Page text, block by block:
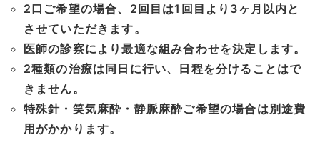
2口ご希望の場合、2回目は1回目より3ヶ月以内と
させていただきます。
医師の診察により最適な組み合わせを決定します。
2種類の治療は同日に行い、日程を分けることはで
きません。
特殊針・笑気麻酔・静脈麻酔ご希望の場合は別途費
用がかかります。